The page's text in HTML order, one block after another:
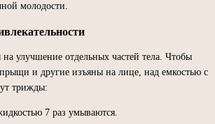
молодости.
улучшение отдельных частей тела. Чтобы
и другие изъяны на лице, над емкостью с
трижды:
7 раз умываются.